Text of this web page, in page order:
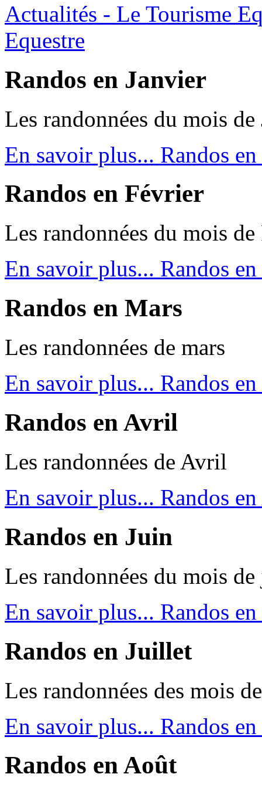
Actualités - Le Tourisme
Equestre
Randos en Janvier
Les randonnées du mois
En savoir plus... Randos
Randos en Février
Les randonnées du mois
En savoir plus... Randos
Randos en Mars
Les randonnées de mars
En savoir plus... Randos
Randos en Avril
Les randonnées de Avril
En savoir plus... Randos
Randos en Juin
Les randonnées du mois
En savoir plus... Randos
Randos en Juillet
Les randonnées des mois
En savoir plus... Randos
Randos en Août